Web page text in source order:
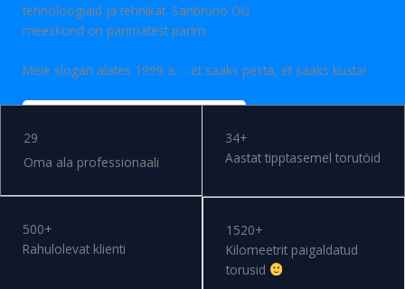
tehnoloogiaid ja tehnikat. Sanbruno OÜ
meeskond on parimatest parim.
Meie slogan alates 1999 a. …et saaks pesta, et saaks kusta!
29
Oma ala professionaali
34+
Aastat tipptasemel torutöid
500+
Rahulolevat klienti
1520+
Kilomeetrit paigaldatud
torusid